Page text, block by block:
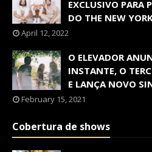
EXCLUSIVO PARA
DO THE NEW
April 12, 2022
O ELEVADOR
INSTANTE, O
E LANÇA NOVO
February 15, 2021
Cobertura de shows